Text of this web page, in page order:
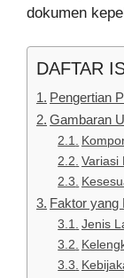
dokumen
DAFTAR
Pengertian
Gambaran
Variasi
Faktor yang
Jenis